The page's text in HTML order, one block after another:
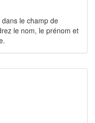
le champ de
le nom, le prénom et